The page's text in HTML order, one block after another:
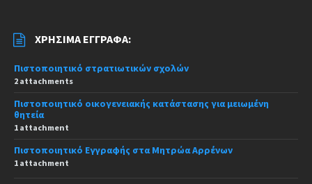
ΧΡΉΣΙΜΑ ΈΓΓΡΑΦΑ:
Πιστοποιητικό στρατιωτικών σχολών
2 attachments
Πιστοποιητικό οικογενειακής κατάστασης για μειωμένη
θητεία
1 attachment
Πιστοποιητικό Εγγραφής στα Μητρώα Αρρένων
1 attachment